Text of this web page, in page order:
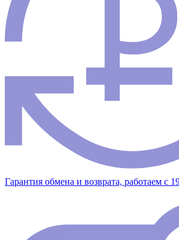
Гарантия обмена и возврата, работаем с